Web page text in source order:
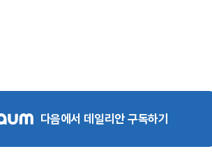
다음에서 데일리안 구독하기